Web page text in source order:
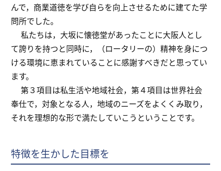
んで，商業道徳を学び自らを向上させるために建てた学
問所でした。
私たちは，大坂に懐徳堂があったことに大阪人とし
て誇りを持つと同時に，（ロータリーの）精神を身につ
ける環境に恵まれていることに感謝すべきだと思ってい
ます。
第３項目は私生活や地域社会，第４項目は世界社会
奉仕で，対象となる人，地域のニーズをよくくみ取り，
それを理想的な形で満たしていこうということです。
特徴を生かした目標を